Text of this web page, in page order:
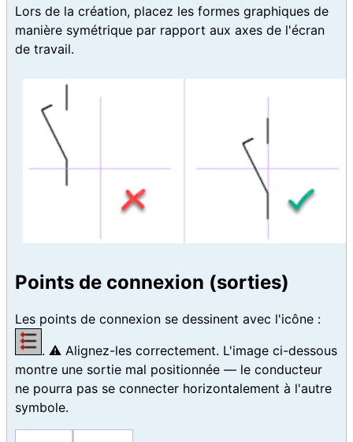
Lors de la création, placez les formes graphiques de
manière symétrique par rapport aux axes de l'écran
de travail.
Points de connexion (sorties)
Les points de connexion se dessinent avec l'icône :
. ⚠️ Alignez-les correctement. L'image ci-dessous
montre une sortie mal positionnée — le conducteur
ne pourra pas se connecter horizontalement à l'autre
symbole.